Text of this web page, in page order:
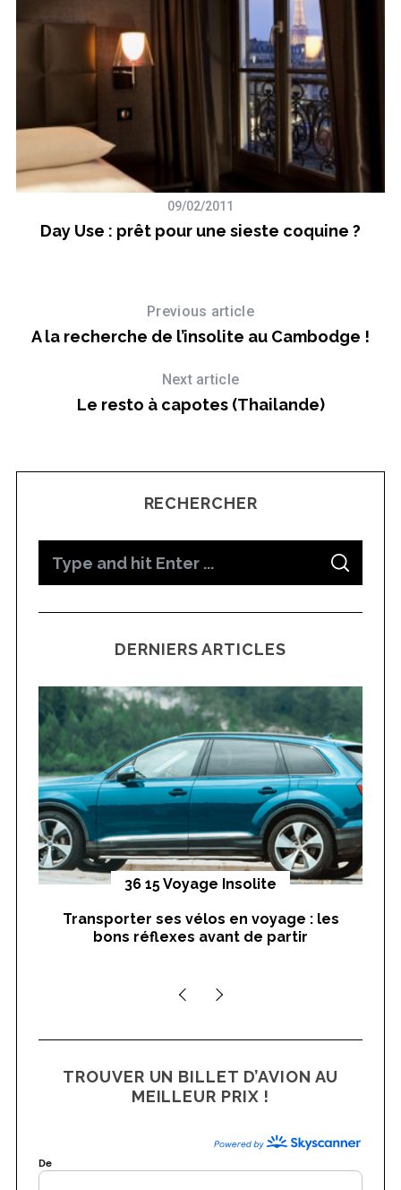
09/02/2011
Day Use : prêt pour une sieste coquine ?
Previous article
A la recherche de l’insolite au Cambodge !
Next article
Le resto à capotes (Thailande)
RECHERCHER
f
o
r
:
S
A
C
DERNIERS ARTICLES
36 15 Voyage Insolite
Transporter ses vélos en voyage : les
bons réflexes avant de partir
TROUVER UN BILLET D’AVION AU
MEILLEUR PRIX !
S
e
a
r
h